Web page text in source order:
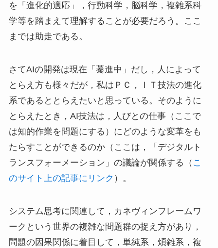
を「進化的適応」，行動科学，脳科学，複雑系科
学等を踏まえて理解することが必要だろう。ここ
までは助走である。
さてAIの開発は現在「驀進中」だし，人によって
とらえ方も様々だが，私はＰＣ，ＩＴ技法の進化
系であるととらえたいと思っている。そのように
とらえたとき，AI技法は，人びとの仕事（ここで
は知的作業を問題にする）にどのような変革をも
たらすことができるのか（ここは，「デジタルト
ランスフォーメーション」の議論が関係する（ こ
のサイト上の記事にリンク ）。
システム思考に関連して，カネヴィンフレームワ
ークという世界の複雑な問題群の捉え方があり，
問題の因果関係に着目して，単純系，煩雑系，複